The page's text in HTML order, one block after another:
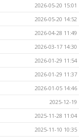
2026-05-20 15:01
2026-05-20 14:52
2026-04-28 11:49
2026-03-17 14:30
2026-01-29 11:54
2026-01-29 11:37
2026-01-05 14:46
2025-12-19
2025-11-28 11:04
2025-11-10 10:35